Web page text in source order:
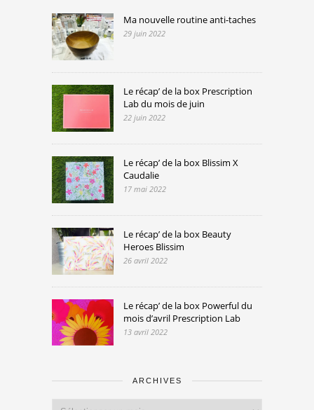
Ma nouvelle routine anti-taches
29 juin 2022
Le récap’ de la box Prescription
Lab du mois de juin
22 juin 2022
Le récap’ de la box Blissim X
Caudalie
17 mai 2022
Le récap’ de la box Beauty
Heroes Blissim
26 avril 2022
Le récap’ de la box Powerful du
mois d’avril Prescription Lab
13 avril 2022
ARCHIVES